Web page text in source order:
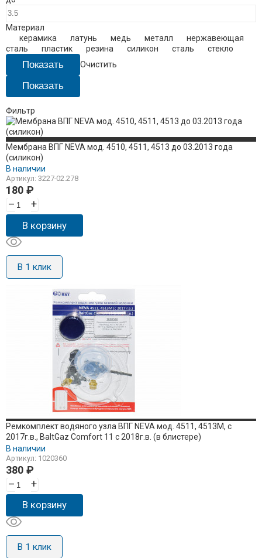
Материал
керамика
латунь медь металл
нержавеющая
сталь
пластик резина силикон сталь
стекло
Очистить
Фильтр
Мембрана ВПГ NEVA мод. 4510, 4511, 4513 до 03.2013 года
(силикон)
В наличии
Артикул: 3227-02.278
180 ₽
–
+
В корзину
В 1 клик
Ремкомплект водяного узла ВПГ NEVA мод. 4511, 4513M, с
2017г.в., BaltGaz Comfort 11 c 2018г.в. (в блистере)
В наличии
Артикул: 1020360
380 ₽
–
+
В корзину
В 1 клик